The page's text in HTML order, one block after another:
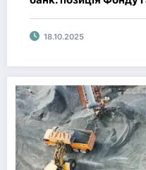
18.10.2025